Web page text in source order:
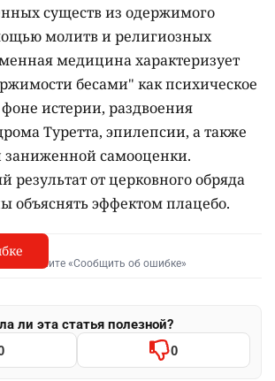
существ из одержимого
молитв и религиозных
медицина характеризует
бесами" как психическое
истерии, раздвоения
Туретта, эпилепсии, а также
заниженной самооценки.
от церковного обряда
объяснять эффектом плацебо.
и нажмите «Сообщить об ошибке»
ли эта статья полезной?
0